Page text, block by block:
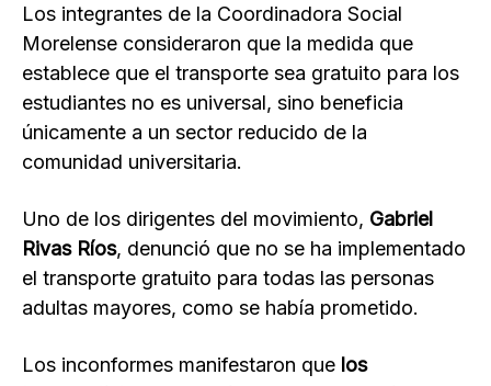
Los integrantes de la Coordinadora Social
Morelense consideraron que la medida que
establece que el transporte sea gratuito para los
estudiantes no es universal, sino beneficia
únicamente a un sector reducido de la
comunidad universitaria.
Uno de los dirigentes del movimiento, Gabriel
Rivas Ríos, denunció que no se ha implementado
el transporte gratuito para todas las personas
adultas mayores, como se había prometido.
Los inconformes manifestaron que los